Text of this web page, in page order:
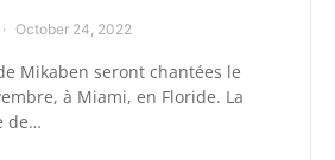
October 24, 2022
Mikaben seront chantées le
à Miami, en Floride. La
de…